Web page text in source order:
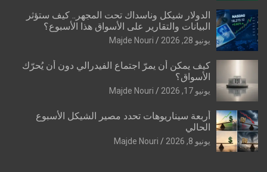
الدولار شيكل وناسداك تحت المجهر.. كيف ستؤثر
البيانات والتقارير على الأسواق هذا الأسبوع؟
يونيو 28, 2026 Majde Nouri
كيف يمكن أن يمرّ اجتماع الفيدرالي دون أن يُحرّك
الأسواق؟
يونيو 17, 2026 Majde Nouri
أربعة سيناريوهات تحدد مصير الشيكل الأسبوع
الحالي
يونيو 8, 2026 Majde Nouri